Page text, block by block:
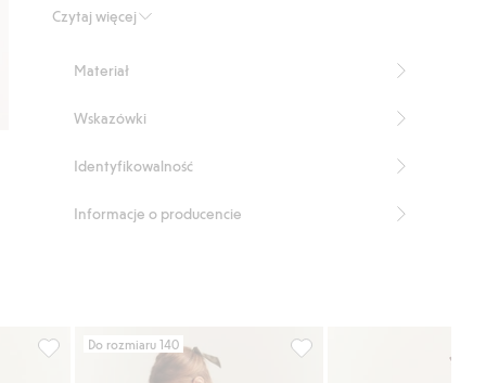
Czytaj więcej
Ten produkt zawiera 67% włókien LENZING™
LENZING™ ECOVERO™ Blend
Materiał
Wskazówki
Identyfikowalność
Informacje o producencie
w kwiaty, Dodaj do listy ulubione
Sukienka z falbanami, Dodaj do listy ulubione
Do rozmiaru 140